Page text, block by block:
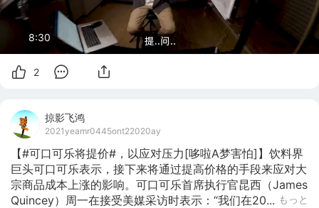
8:30
2
掠影飞鸿
2021yeamr0445ont22020ay
【#可口可乐将提价#，以应对压力[哆啦A梦害怕]】饮料界
巨头可口可乐表示，接下来将通过提高价格的手段来应对大
宗商品成本上涨的影响。可口可乐首席执行官昆西（James
Quincey）周一在接受美媒采访时表示：“我们在20... もっと